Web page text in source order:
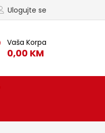
Ulogujte se
Vaša Korpa
0,00 KM